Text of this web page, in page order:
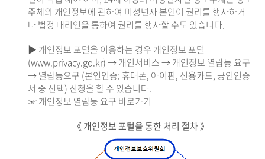
주체의 개인정보에 관하여 미성년자 본인이 권리를 행사하거
나 법정 대리인을 통하여 권리를 행사할 수도 있습니다.
▶ 개인정보 포털을 이용하는 경우 개인정보 포털
(www.privacy.go.kr) → 개인서비스 → 개인정보 열람등 요구
→ 열람등요구 (본인인증: 휴대폰, 아이핀, 신용카드, 공인인증
서 중 선택) 신청을 할 수 있습니다.
☞ 개인정보 열람등 요구 바로가기
《 개인정보 포털을 통한 처리 절차 》